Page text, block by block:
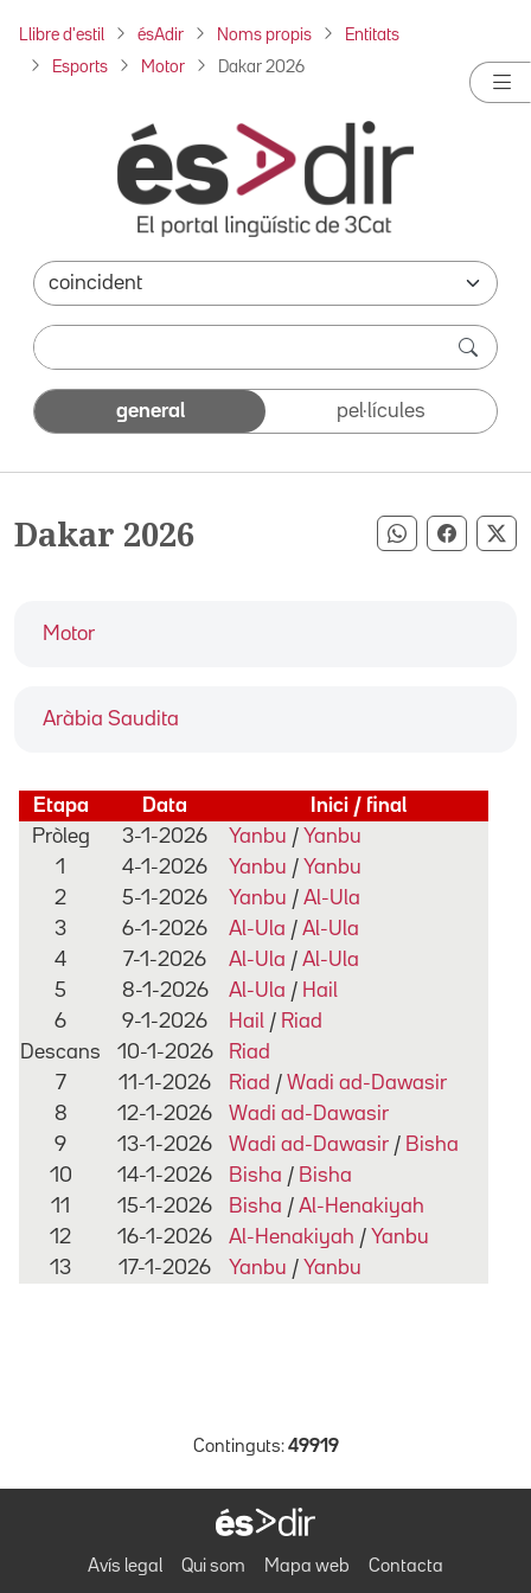
Llibre d'estil ésAdir Noms propis Entitats
Esports Motor Dakar 2026
general pel·lícules
Dakar 2026 Compartir
Motor
Aràbia Saudita
Etapa Data
Inici / final
Pròleg
3-1-2026 Yanbu / Yanbu
1
4-1-2026 Yanbu / Yanbu
2
5-1-2026 Yanbu / Al-Ula
3
6-1-2026 Al-Ula / Al-Ula
4
7-1-2026 Al-Ula / Al-Ula
5
8-1-2026 Al-Ula / Hail
6
9-1-2026 Hail / Riad
Descans
10-1-2026
Riad
7
11-1-2026 Riad / Wadi ad-Dawasir
8
12-1-2026
Wadi ad-Dawasir
9
13-1-2026 Wadi ad-Dawasir / Bisha
10
14-1-2026 Bisha / Bisha
11
15-1-2026 Bisha / Al-Henakiyah
12
16-1-2026 Al-Henakiyah / Yanbu
13
17-1-2026 Yanbu / Yanbu
Continguts: 49919
Avís legal Qui som Mapa web Contacta